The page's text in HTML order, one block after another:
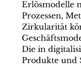
Erlösmodelle
Prozessen,
Zirkularität
Die in
Produkte und